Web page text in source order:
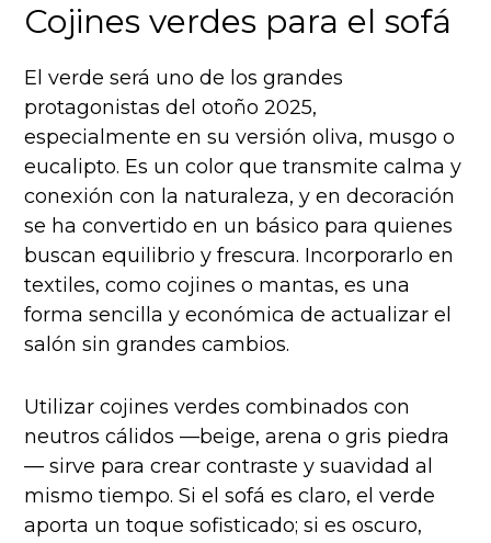
Cojines verdes para el sofá
El verde será uno de los grandes
protagonistas del otoño 2025,
especialmente en su versión oliva, musgo o
eucalipto. Es un color que transmite calma y
conexión con la naturaleza, y en decoración
se ha convertido en un básico para quienes
buscan equilibrio y frescura. Incorporarlo en
textiles, como cojines o mantas, es una
forma sencilla y económica de actualizar el
salón sin grandes cambios.
Utilizar cojines verdes combinados con
neutros cálidos —beige, arena o gris piedra
— sirve para crear contraste y suavidad al
mismo tiempo. Si el sofá es claro, el verde
aporta un toque sofisticado; si es oscuro,